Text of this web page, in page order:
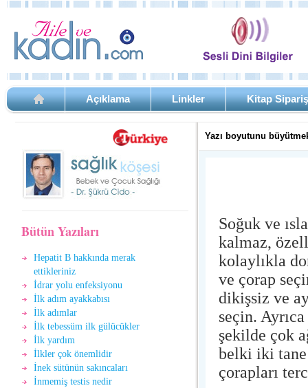
Açıklama Linkler Kitap
Bütün Yazıları
Hepatit B hakkında merak
ettikleriniz
İdrar yolu enfeksiyonu
İlk adım ayakkabısı
İlk adımlar
İlk tebessüm ilk gülücükler
İlk yardım
İlkler çok önemlidir
İnek sütünün sakıncaları
İnmemiş testis nedir
Yazı boyutunu
Soğuk ve
kalmaz,
kolaylıkla
ve çorap
dikişsiz ve
seçin.
şekilde çok
belki iki
çorapları